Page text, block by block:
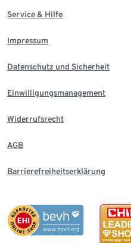
Service & Hilfe
Impressum
Datenschutz und Sicherheit
Einwilligungsmanagement
Widerrufsrecht
AGB
Barrierefreiheitserklärung